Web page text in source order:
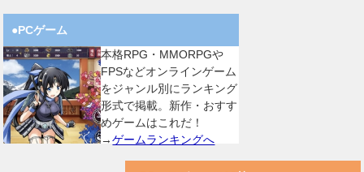
●PCゲーム
本格RPG・MMORPGや
FPSなどオンラインゲーム
をジャンル別にランキング
形式で掲載。新作・おすす
めゲームはこれだ！
→ゲームランキングへ